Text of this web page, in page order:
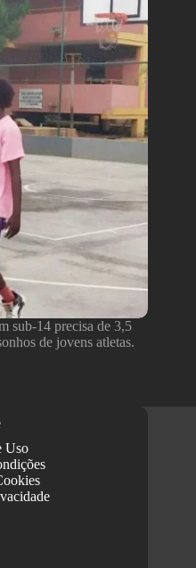
sub-14 precisa de 3,5
de jovens atletas.
Uso